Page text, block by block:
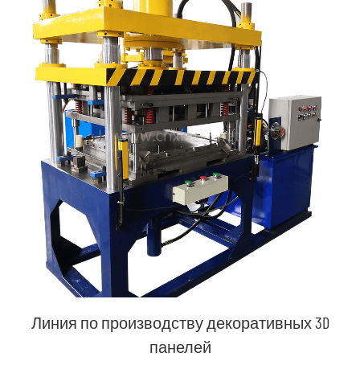
Линия по производству декоративных 3D
панелей